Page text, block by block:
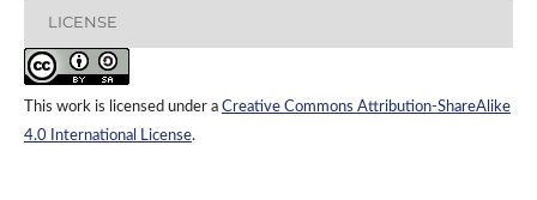
LICENSE
This work is licensed under a Creative Commons Attribution-ShareAlike
4.0 International License.